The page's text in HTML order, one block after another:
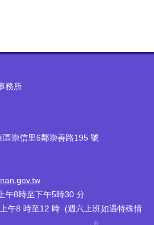
務所
崇信里6鄰崇善路195 號
午8時至下午5時30 分
12 時 (週六上班如遇特殊情